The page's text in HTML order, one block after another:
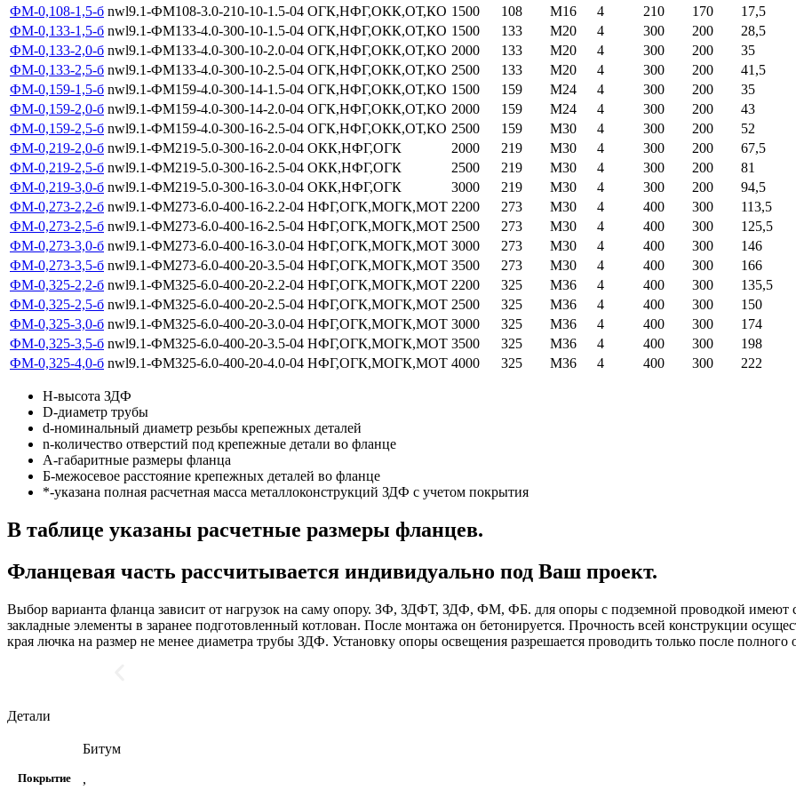
ФМ-0,108-1,5-б nwl9.1-ФМ108-3.0-210-10-1.5-04 ОГК,НФГ,ОКК,ОТ,КО 1500 108 М16 4 210 170 17,5
ФМ-0,133-1,5-б nwl9.1-ФМ133-4.0-300-10-1.5-04 ОГК,НФГ,ОКК,ОТ,КО 1500 133 М20 4 300 200 28,5
ФМ-0,133-2,0-б nwl9.1-ФМ133-4.0-300-10-2.0-04 ОГК,НФГ,ОКК,ОТ,КО 2000 133 М20 4 300 200 35
ФМ-0,133-2,5-б nwl9.1-ФМ133-4.0-300-10-2.5-04 ОГК,НФГ,ОКК,ОТ,КО 2500 133 М20 4 300 200 41,5
ФМ-0,159-1,5-б nwl9.1-ФМ159-4.0-300-14-1.5-04 ОГК,НФГ,ОКК,ОТ,КО 1500 159 М24 4 300 200 35
ФМ-0,159-2,0-б nwl9.1-ФМ159-4.0-300-14-2.0-04 ОГК,НФГ,ОКК,ОТ,КО 2000 159 М24 4 300 200 43
ФМ-0,159-2,5-б nwl9.1-ФМ159-4.0-300-16-2.5-04 ОГК,НФГ,ОКК,ОТ,КО 2500 159 М30 4 300 200 52
ФМ-0,219-2,0-б nwl9.1-ФМ219-5.0-300-16-2.0-04 ОКК,НФГ,ОГК 2000 219 М30 4 300 200 67,5
ФМ-0,219-2,5-б nwl9.1-ФМ219-5.0-300-16-2.5-04 ОКК,НФГ,ОГК 2500 219 М30 4 300 200 81
ФМ-0,219-3,0-б nwl9.1-ФМ219-5.0-300-16-3.0-04 ОКК,НФГ,ОГК 3000 219 М30 4 300 200 94,5
ФМ-0,273-2,2-б nwl9.1-ФМ273-6.0-400-16-2.2-04 НФГ,ОГК,МОГК,МОТ 2200 273 М30 4 400 300 113,5
ФМ-0,273-2,5-б nwl9.1-ФМ273-6.0-400-16-2.5-04 НФГ,ОГК,МОГК,МОТ 2500 273 М30 4 400 300 125,5
ФМ-0,273-3,0-б nwl9.1-ФМ273-6.0-400-16-3.0-04 НФГ,ОГК,МОГК,МОТ 3000 273 М30 4 400 300 146
ФМ-0,273-3,5-б nwl9.1-ФМ273-6.0-400-20-3.5-04 НФГ,ОГК,МОГК,МОТ 3500 273 М30 4 400 300 166
ФМ-0,325-2,2-б nwl9.1-ФМ325-6.0-400-20-2.2-04 НФГ,ОГК,МОГК,МОТ 2200 325 М36 4 400 300 135,5
ФМ-0,325-2,5-б nwl9.1-ФМ325-6.0-400-20-2.5-04 НФГ,ОГК,МОГК,МОТ 2500 325 М36 4 400 300 150
ФМ-0,325-3,0-б nwl9.1-ФМ325-6.0-400-20-3.0-04 НФГ,ОГК,МОГК,МОТ 3000 325 М36 4 400 300 174
ФМ-0,325-3,5-б nwl9.1-ФМ325-6.0-400-20-3.5-04 НФГ,ОГК,МОГК,МОТ 3500 325 М36 4 400 300 198
ФМ-0,325-4,0-б nwl9.1-ФМ325-6.0-400-20-4.0-04 НФГ,ОГК,МОГК,МОТ 4000 325 М36 4 400 300 222
Н-высота ЗДФ
D-диаметр трубы
d-номинальный диаметр резьбы крепежных деталей
n-количество отверстий под крепежные детали во фланце
A-габаритные размеры фланца
Б-межосевое расстояние крепежных деталей во фланце
*-указана полная расчетная масса металлоконструкций ЗДФ с учетом покрытия
В таблице указаны расчетные размеры фланцев.
Фланцевая часть рассчитывается индивидуально под Ваш проект.
Выбор варианта фланца зависит от нагрузок на саму опору. ЗФ, ЗДФТ, ЗДФ, ФМ, ФБ. для опоры с подземной проводкой имеют
закладные элементы в заранее подготовленный котлован. После монтажа он бетонируется. Прочность всей конструкции
края лючка на размер не менее диаметра трубы ЗДФ. Установку опоры освещения разрешается проводить только после полного
Детали
Покрытие
Битум
,